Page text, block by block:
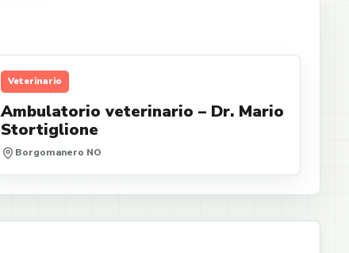
Veterinario
Ambulatorio veterinario – Dr. Mario
Stortiglione
Borgomanero NO